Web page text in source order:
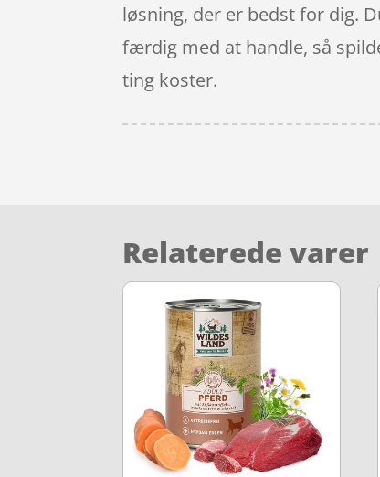
løsning, der er bedst for dig.
færdig med at handle, så
ting koster.
Relaterede varer